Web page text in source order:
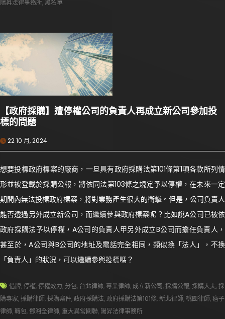
陽昇法律事務所, 黑名單
【政府採購】遭停權公司的負責人再成立新公司參加投
標的問題
22 10 月, 2024
想要投標政府標案的廠商，一旦具有政府採購法第101條第1項各款所列情
形並被登載於採購公報，將依同法第103條之規定予以停權，在未來一定
期間內無法投標政府標案，將對業務產生很大的衝擊。但是，公司負責人
能否透過另外成立新公司，而繼續參與政府標案呢？比如說A公司已被依
政府採購法予以停權，A公司的負責人甲另外成立B公司而擔任負責人，
甚至於，A公司與B公司的地址及電話完全相同，類似換「法人」，不換
「負責人」的狀況，可以繼續參與投標嗎？
借牌,停權,停權效力,分包, 台北律師,專業律師,成立新公司,採購公報,採購大夫,採
購專家,採購律師,採購案件,政府採購法,政府採購法第101條,新北律師,桃園律師,痞子
律師,轉包, 鄧湘全律師,重大異常關聯, 陽昇法律事務所